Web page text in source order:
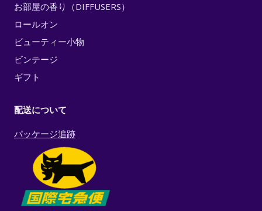
お部屋の香り（DIFFUSERS）
ロールオン
ビューティー小物
ビンテージ
ギフト
配送について
パッケージ追跡